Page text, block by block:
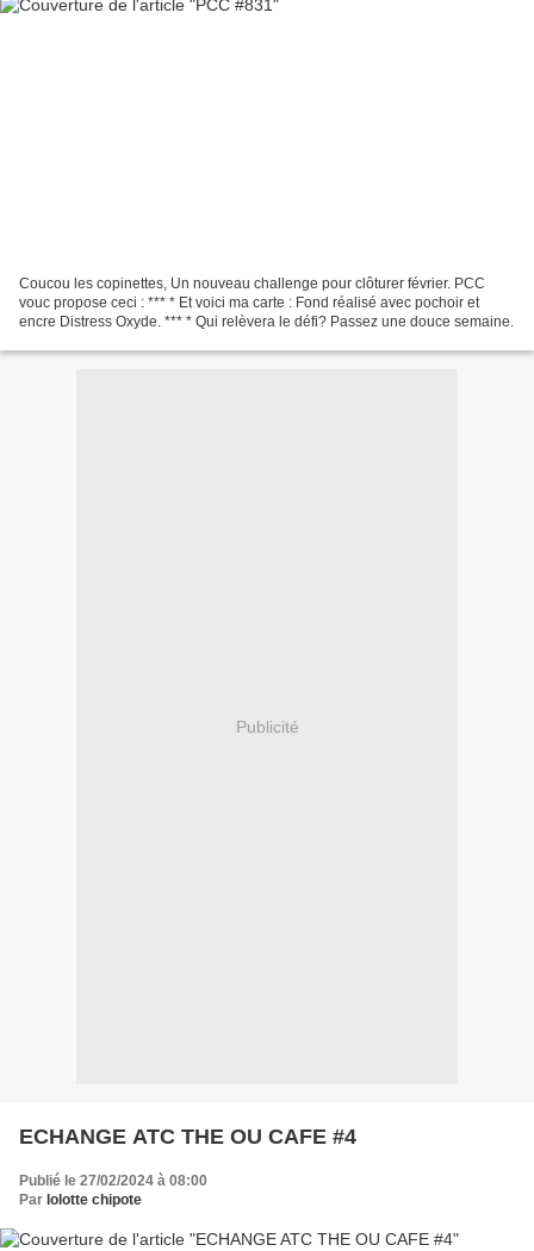
Coucou les copinettes, Un nouveau challenge pour clôturer février. PCC
vouc propose ceci : *** * Et voici ma carte : Fond réalisé avec pochoir et
encre Distress Oxyde. *** * Qui relèvera le défi? Passez une douce semaine.
Publicité
ECHANGE ATC THE OU CAFE #4
Publié le 27/02/2024 à 08:00
Par lolotte chipote